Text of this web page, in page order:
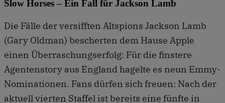
Slow Horses – Ein Fall für Jackson Lamb
Die Fälle der versifften Altspions Jackson Lamb
(Gary Oldman) bescherten dem Hause Apple
einen Überraschungserfolg: Für die finstere
Agentenstory aus England hagelte es neun Emmy-
Nominationen. Fans dürfen sich freuen: Nach der
aktuell vierten Staffel ist bereits eine fünfte in